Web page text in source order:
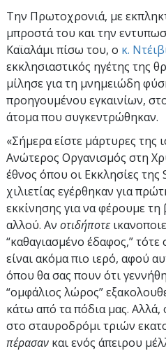
Την Πρωτοχρονιά, με
μπροστά του και την
Καϊαλάμι πίσω του, ο κ.
εκκλησιαστικός ηγέτης της
μίλησε για τη μνημειώδη
προηγουμένου εγκαινίων,
άτομα που συγκεντρώθηκαν.
«Σήμερα είστε μάρτυρες της
Ανώτερος Οργανισμός στη
έθνος όπου οι Εκκλησίες της
χιλιετίας εγέρθηκαν για
εκκίνησης για να φέρουμε
αλλού. Αν οτιδήποτε
“καθαγιασμένο έδαφος,” τότε
είναι ακόμα πιο ιερό, αφού
όπου θα σας πουν ότι
“ομφάλιος λώρος”
κάτω από τα πόδια μας.
στο σταυροδρόμι τριών
πέρασαν και ενός άπειρου